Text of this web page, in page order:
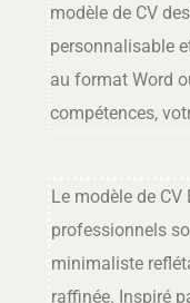
modèle de CV
personnalisable
au format Word
compétences,
Le modèle de
professionnels
minimaliste
raffinée. Inspiré